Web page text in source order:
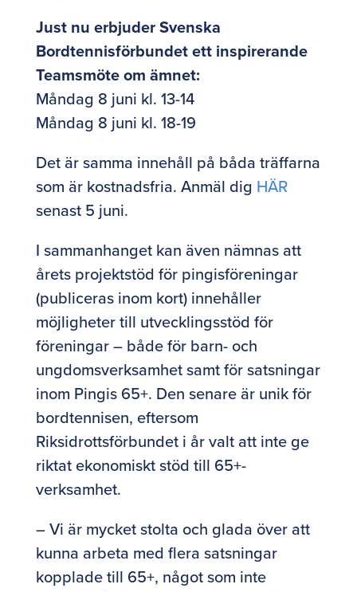
Just nu erbjuder Svenska
Bordtennisförbundet ett inspirerande
Teamsmöte om ämnet:
Måndag 8 juni kl. 13-14
Måndag 8 juni kl. 18-19
Det är samma innehåll på båda träffarna
som är kostnadsfria. Anmäl dig HÄR
senast 5 juni.
I sammanhanget kan även nämnas att
årets projektstöd för pingisföreningar
(publiceras inom kort) innehåller
möjligheter till utvecklingsstöd för
föreningar – både för barn- och
ungdomsverksamhet samt för satsningar
inom Pingis 65+. Den senare är unik för
bordtennisen, eftersom
Riksidrottsförbundet i år valt att inte ge
riktat ekonomiskt stöd till 65+-
verksamhet.
– Vi är mycket stolta och glada över att
kunna arbeta med flera satsningar
kopplade till 65+, något som inte